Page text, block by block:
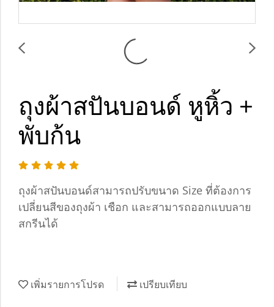
ถุงผ้าสปันบอนด์ หูหิ้ว +
พับก้น
ถุงผ้าสปันบอนด์สามารถปรับขนาด Size ที่ต้องการ
เปลี่ยนสีของถุงผ้า เชือก และสามารถออกแบบลาย
สกรีนได้
เพิ่มรายการโปรด เปรียบเทียบ